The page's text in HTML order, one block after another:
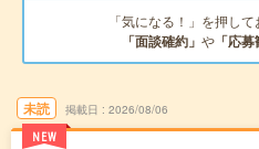
「気になる！」を押し
「面談確約」 や 「応募
未読
NEW
掲載日 2026/08/06